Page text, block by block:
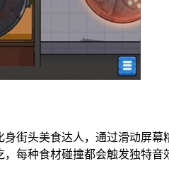
街头美食达人，通过滑动屏
每种食材碰撞都会触发独特音